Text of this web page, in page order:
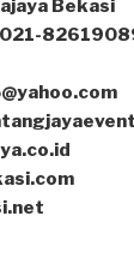
Bekasi